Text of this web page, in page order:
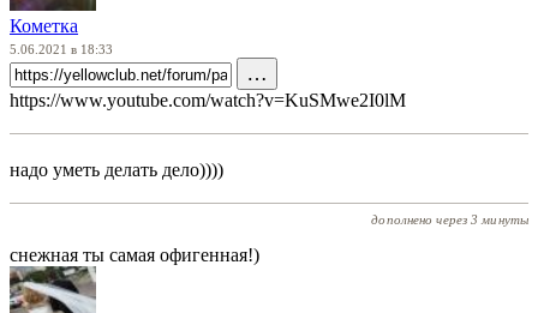
Комeтка
5.06.2021 в 18:33
…
https://www.youtube.com/watch?v=KuSMwe2I0lM
надо уметь делать дело))))
дополнено через 3 минуты
снежная ты самая офигенная!)